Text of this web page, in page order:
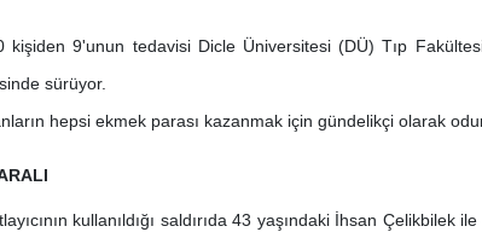
kişiden 9'unun tedavisi Dicle Üniversitesi (DÜ) Tıp
sürüyor.
hepsi ekmek parası kazanmak için gündelikçi olarak
kullanıldığı saldırıda 43 yaşındaki İhsan Çelikbilek